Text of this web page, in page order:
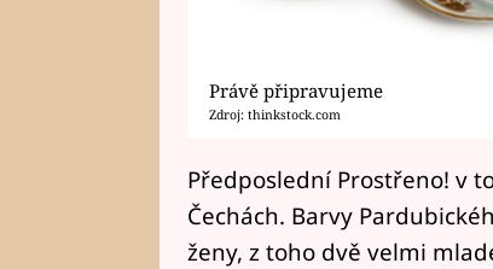
Právě připravujeme
Zdroj: thinkstock.com
Předposlední Prostřeno! v
Čechách. Barvy
ženy, z toho dvě velmi